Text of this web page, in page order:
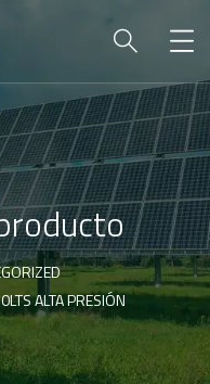
ALTA PRESIÓN